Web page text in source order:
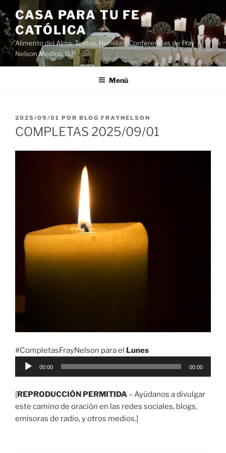
Saltar
al
contenido
CASA PARA TU FE
CATÓLICA
Alimento del Alma: Textos, Homilias, Conferencias de Fray
Nelson Medina, O.P.
Menú
PUBLICADO
EL
2025/09/01 POR BLOG FRAYNELSON
COMPLETAS 2025/09/01
#CompletasFrayNelson para el Lunes
Reproductor
00:00 00:00
[REPRODUCCIÓN PERMITIDA – Ayúdanos a divulgar
este camino de oración en las redes sociales, blogs,
emisoras de radio, y otros medios.]